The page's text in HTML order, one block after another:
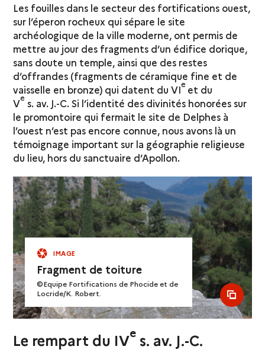
Les fouilles dans le secteur des fortifications ouest,
sur l’éperon rocheux qui sépare le site
archéologique de la ville moderne, ont permis de
mettre au jour des fragments d’un édifice dorique,
sans doute un temple, ainsi que des restes
d’offrandes (fragments de céramique fine et de
vaisselle en bronze) qui datent du VIe et du
Ve s. av. J.-C. Si l’identité des divinités honorées sur
le promontoire qui fermait le site de Delphes à
l’ouest n’est pas encore connue, nous avons là un
témoignage important sur la géographie religieuse
du lieu, hors du sanctuaire d’Apollon.
IMAGE
Fragment de toiture
©Equipe Fortifications de Phocide et de
Locride/K. Robert.
see
Le rempart du IVe s. av. J.-C.